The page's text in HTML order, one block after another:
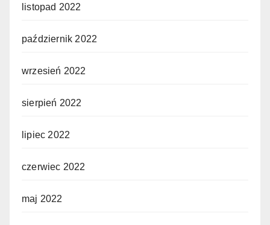
listopad 2022
październik 2022
wrzesień 2022
sierpień 2022
lipiec 2022
czerwiec 2022
maj 2022